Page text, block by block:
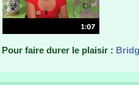
Pour faire durer le plaisir :